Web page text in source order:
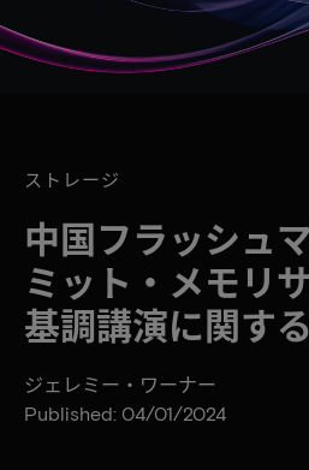
ストレージ
中国フラッシュ
ミット・メモリ
基調講演に関す
ジェレミー・ワーナー
Published: 04/01/2024